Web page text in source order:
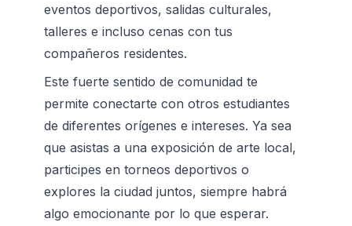
eventos deportivos, salidas culturales,
talleres e incluso cenas con tus
compañeros residentes.
Este fuerte sentido de comunidad te
permite conectarte con otros estudiantes
de diferentes orígenes e intereses. Ya sea
que asistas a una exposición de arte local,
participes en torneos deportivos o
explores la ciudad juntos, siempre habrá
algo emocionante por lo que esperar.